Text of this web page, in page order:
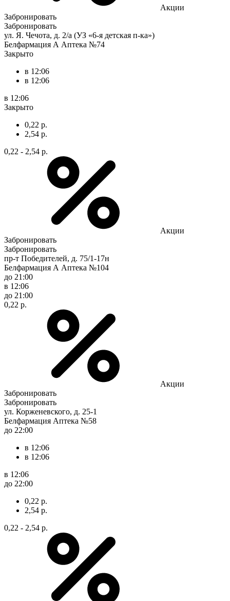
Акции
Забронировать
Забронировать
ул. Я. Чечота, д. 2/а (УЗ «6-я детская п-ка»)
Белфармация А Аптека №74
Закрыто
в 12:06
в 12:06
в 12:06
Закрыто
0,22 р.
2,54 р.
0,22 - 2,54 р.
Акции
Забронировать
Забронировать
пр-т Победителей, д. 75/1-17н
Белфармация А Аптека №104
до 21:00
в 12:06
до 21:00
0,22 р.
Акции
Забронировать
Забронировать
ул. Корженевского, д. 25-1
Белфармация Аптека №58
до 22:00
в 12:06
в 12:06
в 12:06
до 22:00
0,22 р.
2,54 р.
0,22 - 2,54 р.